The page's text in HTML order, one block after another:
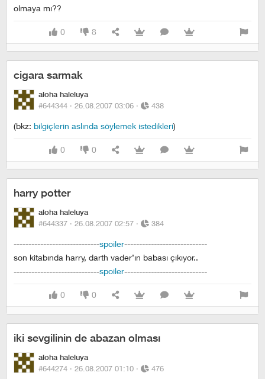
olmaya mı??
0 8
cigara sarmak
aloha haleluya
#644344 · 26.08.2007 03:06 · 438
(bkz: bilgiçlerin aslında söylemek istedikleri)
0 0
harry potter
aloha haleluya
#644337 · 26.08.2007 02:57 · 384
-----------------------------spoiler----------------------------
son kitabında harry, darth vader’ın babası çıkıyor..
-----------------------------spoiler----------------------------
0 0
iki sevgilinin de abazan olması
aloha haleluya
#644274 · 26.08.2007 01:10 · 476